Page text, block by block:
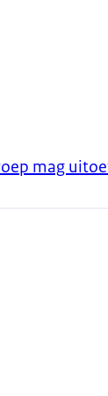
mag